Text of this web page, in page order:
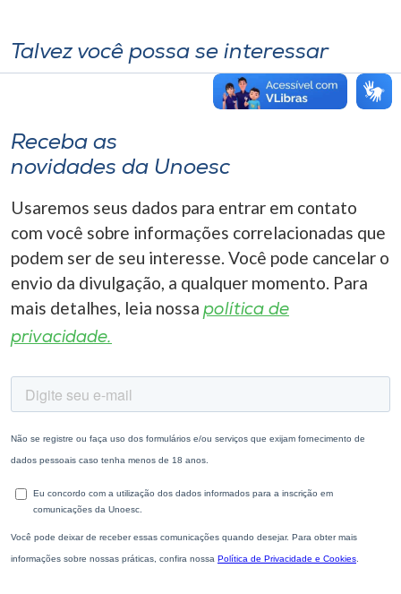
Talvez você possa se interessar
Receba as
novidades da Unoesc
Usaremos seus dados para entrar em contato
com você sobre informações correlacionadas que
podem ser de seu interesse. Você pode cancelar o
envio da divulgação, a qualquer momento. Para
mais detalhes, leia nossa política de
privacidade.